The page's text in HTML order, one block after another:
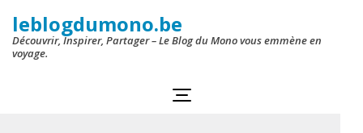
leblogdumono.be
Découvrir, Inspirer, Partager – Le Blog du Mono vous emmène en
voyage.